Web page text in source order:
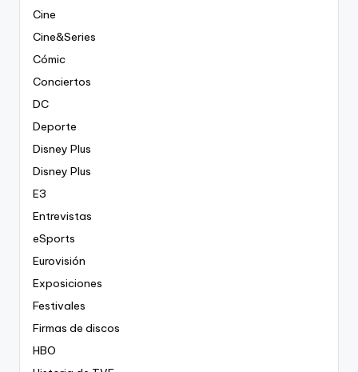
Cine
Cine&Series
Cómic
Conciertos
DC
Deporte
Disney Plus
Disney Plus
E3
Entrevistas
eSports
Eurovisión
Exposiciones
Festivales
Firmas de discos
HBO